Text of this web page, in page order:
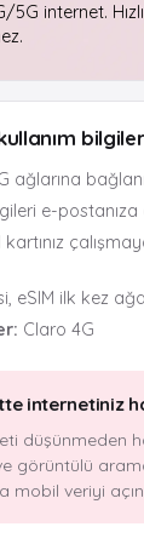
5G internet.
ağlarına
e-postanıza
kartınız
eSIM ilk kez
: Claro 4G
internetiniz
düşünmeden
görüntülü
mobil veriyi açın.